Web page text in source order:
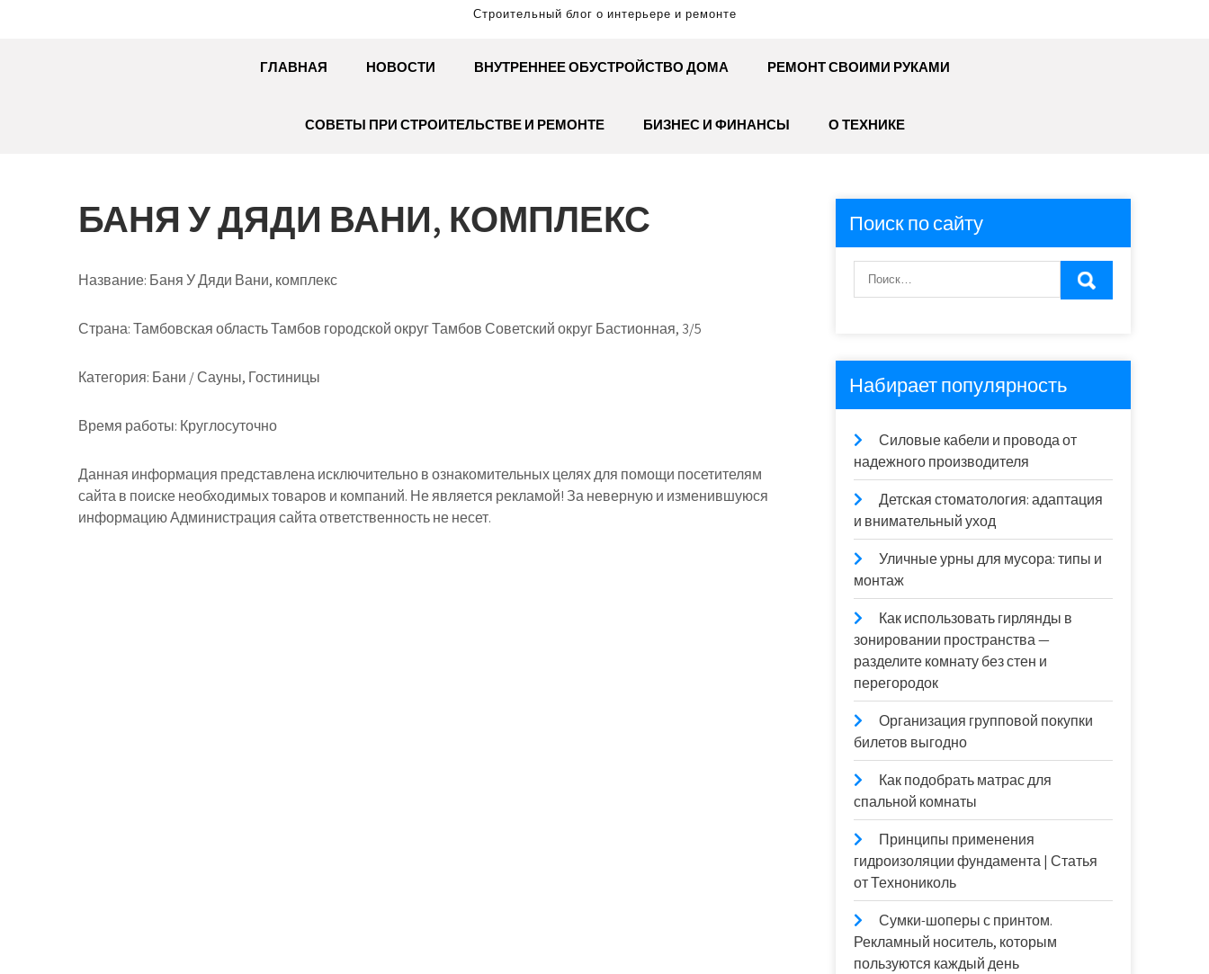
Строительный блог о интерьере и ремонте
ГЛАВНАЯ НОВОСТИ ВНУТРЕННЕЕ ОБУСТРОЙСТВО ДОМА РЕМОНТ СВОИМИ РУКАМИ
СОВЕТЫ ПРИ СТРОИТЕЛЬСТВЕ И РЕМОНТЕ БИЗНЕС И ФИНАНСЫ О ТЕХНИКЕ
БАНЯ У ДЯДИ ВАНИ, КОМПЛЕКС
Название: Баня У Дяди Вани, комплекс
Страна:Тамбовская область Тамбов городской округ Тамбов Советский округ Бастионная, 3/5
Категория: Бани / Сауны, Гостиницы
Время работы: Круглосуточно
Данная информация представлена исключительно в ознакомительных целях для помощи посетителям
сайта в поиске необходимых товаров и компаний. Не является рекламой! За неверную и изменившуюся
информацию Администрация сайта ответственность не несет.
Поиск по сайту
Набирает популярность
Силовые кабели и провода от
надежного производителя
Детская стоматология: адаптация
и внимательный уход
Уличные урны для мусора: типы и
монтаж
Как использовать гирлянды в
зонировании пространства —
разделите комнату без стен и
перегородок
Организация групповой покупки
билетов выгодно
Как подобрать матрас для
спальной комнаты
Принципы применения
гидроизоляции фундамента | Статья
от Технониколь
Сумки-шоперы с принтом.
Рекламный носитель, которым
пользуются каждый день